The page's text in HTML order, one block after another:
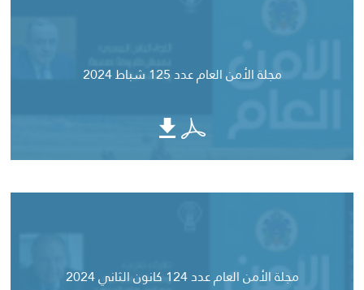
مجلة الأمن العام عدد 125 شباط 2024
مجلة الأمن العام عدد 124 كانون الثاني 2024